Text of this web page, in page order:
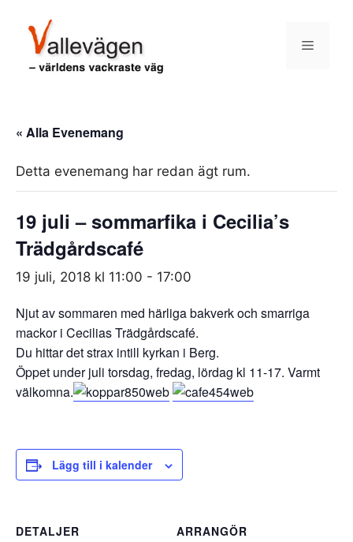
innehåll
Meny
« Alla Evenemang
Detta evenemang har redan ägt rum.
19 juli – sommarfika i Cecilia’s
Trädgårdscafé
19 juli, 2018 kl 11:00 - 17:00
Njut av sommaren med härliga bakverk och smarriga
mackor i Cecilias Trädgårdscafé.
Du hittar det strax intill kyrkan i Berg.
Öppet under juli torsdag, fredag, lördag kl 11-17. Varmt
välkomna.
Lägg till i kalender
DETALJER
ARRANGÖR